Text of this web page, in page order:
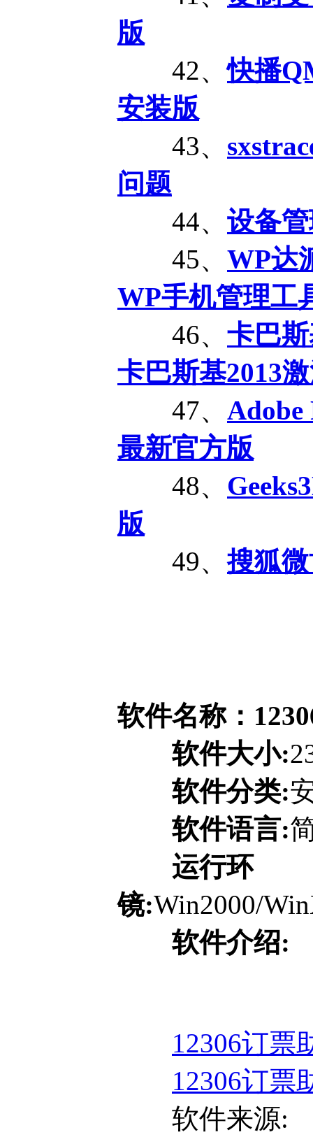
版
42、快播
安装版
43、
问题
44、 设备
45、 WP达
WP手机管理工
46、 卡巴
卡巴斯基2013
47、 Adobe
最新官方版
48、
版
49、搜狐
软件名称：
软件大小:
软件分类:
软件语言:
运行环
镜:Win2000/
软件介绍:
12306订票
12306订票
软件来源: